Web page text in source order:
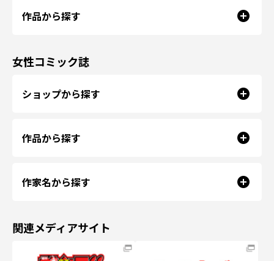
作品から探す
女性コミック誌
ショップから探す
作品から探す
作家名から探す
関連メディアサイト